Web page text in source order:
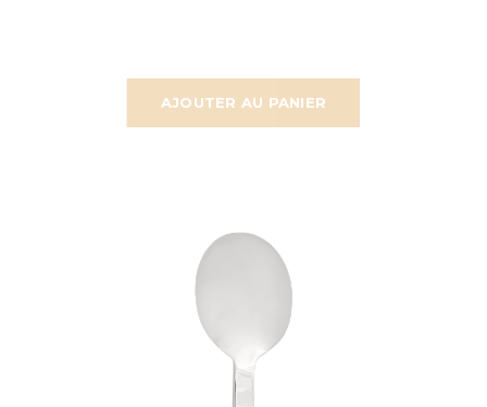
AJOUTER AU PANIER